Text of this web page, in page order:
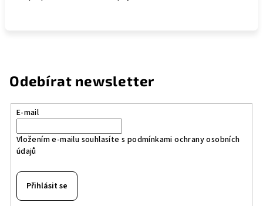
Odebírat newsletter
E-mail
Vložením e-mailu souhlasíte s podmínkami ochrany osobních
údajů
Přihlásit se